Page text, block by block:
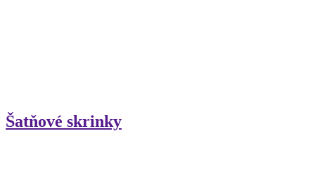
Šatňové skrinky